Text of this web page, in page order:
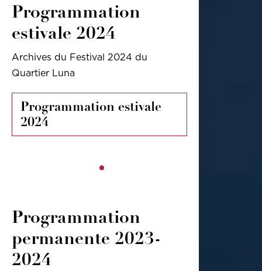
Programmation
estivale 2024
Archives du Festival 2024 du
Quartier Luna
Programmation estivale
2024
Programmation
permanente 2023-
2024